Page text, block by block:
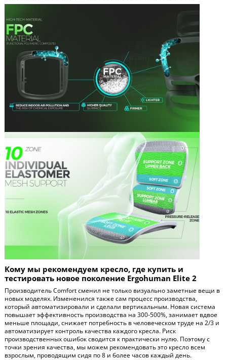
Кому мы рекомендуем кресло, где купить и
тестировать новое поколение Ergohuman Elite 2
Производитель Comfort сменил не только визуально заметные вещи в
новых моделях. Измененился также сам процесс производства,
который автоматизировали и сделали вертикальным. Новая система
повышает эффективность производства на 300-500%, занимает вдвое
меньше площади, снижает потребность в человеческом труде на 2/3 и
автоматизирует контроль качества каждого кресла. Риск
производственных ошибок сводится к практически нулю. Поэтому с
точки зрения качества, мы можем рекомендовать это кресло всем
взрослым, проводящим сидя по 8 и более часов каждый день.